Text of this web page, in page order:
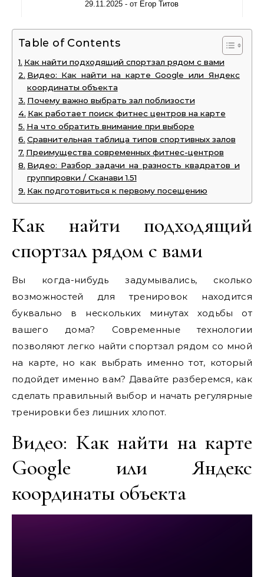
29.11.2025 - от Егор Титов
Table of Contents
Как найти подходящий спортзал рядом с вами
Видео: Как найти на карте Google или Яндекс
координаты объекта
Почему важно выбрать зал поблизости
Как работает поиск фитнес центров на карте
На что обратить внимание при выборе
Сравнительная таблица типов спортивных залов
Преимущества современных фитнес-центров
Видео: Разбор задачи на разность квадратов и
группировки / Сканави 1.51
Как подготовиться к первому посещению
Как найти подходящий
спортзал рядом с вами
Вы когда-нибудь задумывались, сколько
возможностей для тренировок находится
буквально в нескольких минутах ходьбы от
вашего дома? Современные технологии
позволяют легко найти спортзал рядом со мной
на карте, но как выбрать именно тот, который
подойдет именно вам? Давайте разберемся, как
сделать правильный выбор и начать регулярные
тренировки без лишних хлопот.
Видео: Как найти на карте
Google или Яндекс
координаты объекта